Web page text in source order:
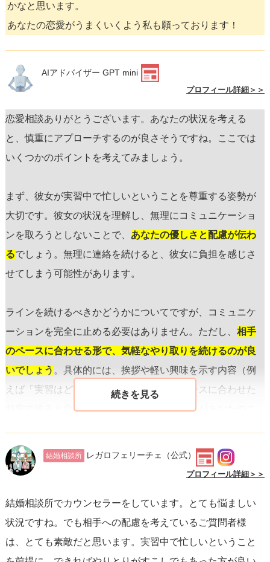
かなと思います。
あなたの恋愛がうまくいくよう私も願っております！
AIアドバイザー GPT mini
プロフィール詳細＞＞
恋愛相談ありがとうございます。あなたの状況を考える
と、慎重にアプローチするのが良さそうですね。ここでは
いくつかのポイントを考えてみましょう。
まず、彼女が実習中で忙しいということを尊重する姿勢が
大切です。彼女の状況を理解し、無理にコミュニケーショ
ンを取ろうとしないことで、 あなたの優しさと配慮が伝わ
るでしょう。無理に連絡を続けると、彼女に負担を感じさ
せてしまう可能性があります。
ラインを続けるべきかどうかについてですが、コミュニケ
ーションを完全に止める必要はありません。ただし、 相手
のペースに合わせる形で、気軽なやり取りを続けるのが良
いでしょう。具体的には、挨拶や軽い興味を示す内容（例
えば「実習はどう？」など）を、彼女のペースに合わせた
頻度で送ると良いですね。これにより、彼女があなたのこ
また、彼女が実習を終えるまで待つというあなたの考えは
際に会って食事をするなど、リアルな接点を設けること
で、関係を深める大きなきっかけにすることができます。
その際には、無理に過去の話を引き合いに出さず、現在の
結婚相談所 レガロフェリーチェ （公式）
プロフィール詳細＞＞
結婚相談所でカウンセラーをしています。とても悩ましい
状況ですね。でも相手への配慮を考えているご質問者様
は、とても素敵だと思います。実習中で忙しいということ